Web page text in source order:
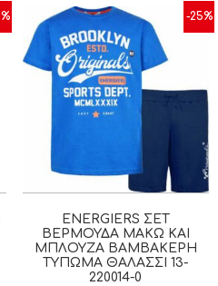
-25%
ENERGIERS ΣΕΤ
ΒΕΡΜΟΎΔΑ ΜΑΚΏ ΚΑΙ
ΜΠΛΟΎΖΑ ΒΑΜΒΑΚΕΡΉ
ΤΎΠΩΜΑ ΘΑΛΑΣΣΙ 13-
220014-0